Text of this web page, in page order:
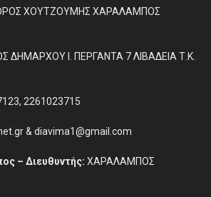
ΧΟΥΤΖΟΥΜΗΣ ΧΑΡΑΛΑΜΠΟΣ
ΔΗΜΑΡΧΟΥ Ι. ΠΕΡΓΑΝΤΑ 7 ΛΙΒΑΔΕΙΑ Τ.Κ.
2261023715
& diavima1@gmail.com
– Διευθυντής: ΧΑΡΑΛΑΜΠΟΣ